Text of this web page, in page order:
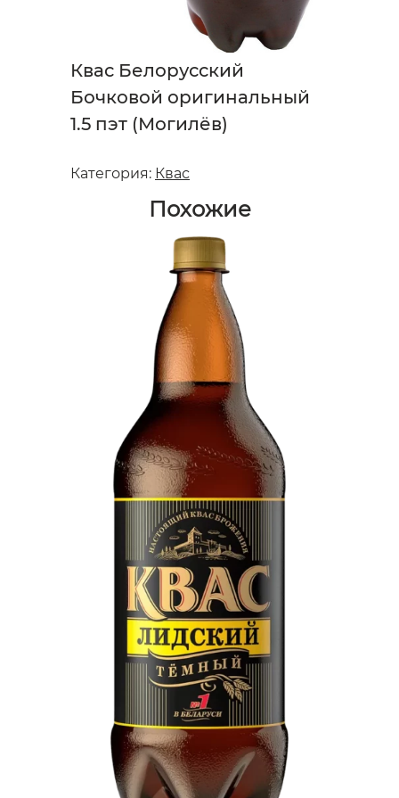
Квас Белорусский
Бочковой оригинальный
1.5 пэт (Могилёв)
Категория: Квас
Похожие